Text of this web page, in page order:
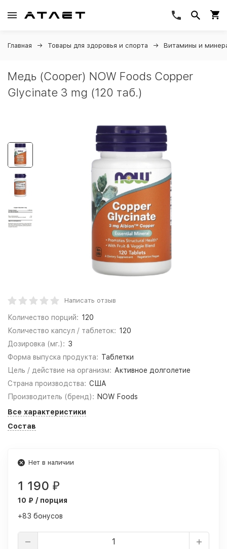
Главная Товары для здоровья и спорта Витамины и
Медь (Cooper) NOW Foods Copper
Glycinate 3 mg (120 таб.)
Написать отзыв
Количество порций: 120
Количество капсул / таблеток: 120
Дозировка (мг.): 3
Форма выпуска продукта: Таблетки
Цель / действие на организм: Активное долголетие
Страна производства: США
Производитель (бренд): NOW Foods
Все характеристики
Состав
Нет в наличии
1 190 ₽
10 ₽ / порция
+83 бонусов